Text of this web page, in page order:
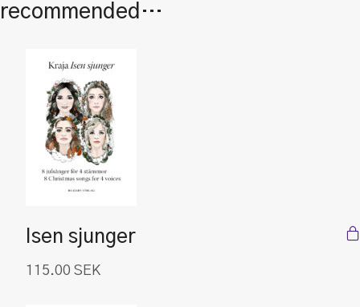
recommended…
Isen sjunger
115.00 SEK